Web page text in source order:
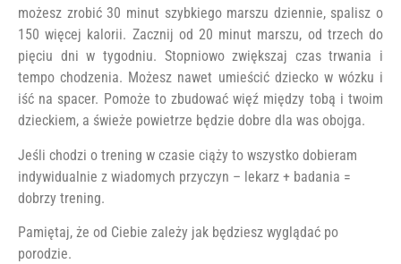
możesz zrobić 30 minut szybkiego marszu dziennie, spalisz o
150 więcej kalorii. Zacznij od 20 minut marszu, od trzech do
pięciu dni w tygodniu. Stopniowo zwiększaj czas trwania i
tempo chodzenia. Możesz nawet umieścić dziecko w wózku i
iść na spacer. Pomoże to zbudować więź między tobą i twoim
dzieckiem, a świeże powietrze będzie dobre dla was obojga.
Jeśli chodzi o trening w czasie ciąży to wszystko dobieram
indywidualnie z wiadomych przyczyn – lekarz + badania =
dobrzy trening.
Pamiętaj, że od Ciebie zależy jak będziesz wyglądać po
porodzie.